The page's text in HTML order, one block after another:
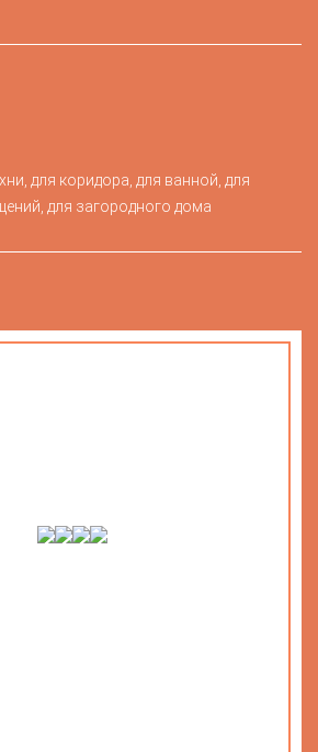
для коридора, для ванной, для
для загородного дома